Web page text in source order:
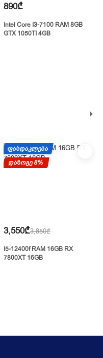
890₾
Intel Core I3-7100 RAM 8GB
GTX 1050TI 4GB
ᲤᲐᲡᲓᲐᲙᲚᲔᲑᲐ
დაზოგე 8%
3,550₾3,850₾
I5-12400f RAM 16GB RX
7800XT 16GB